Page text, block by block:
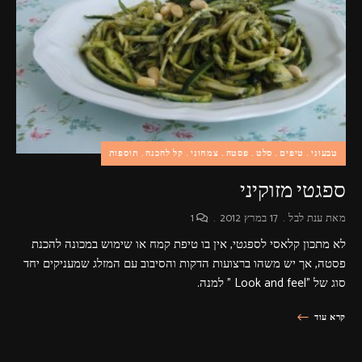
פרסומות,
מדיה
דיגיטלית
ועוד.
טבעוני טיפים סלט פסטה צמחוני קל להכנה תוספות
ספגטי מזוקיני
מאתענת לבל 17 במרץ 2012 1
לא מתכון קלאסי לספגטי, אין בו טיפת קמח או שימוש במכונה להכנת
פסטה, אך יש משהו ברצועות הדקות והסיבוב עם המזלג שמעניקים יחד
סוג של "Look and feel " למנה.
קרא עוד